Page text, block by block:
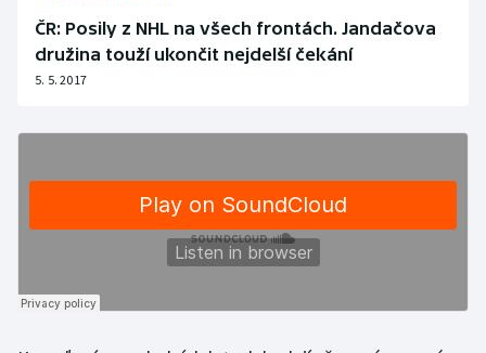
ČR: Posily z NHL na všech frontách. Jandačova
družina touží ukončit nejdelší čekání
5. 5. 2017